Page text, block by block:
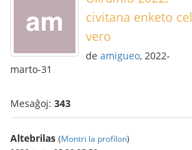
civitana enketo cel
vero
de amigueo, 2022-
marto-31
Mesaĝoj: 343
Altebrilas (Montri la profilon)